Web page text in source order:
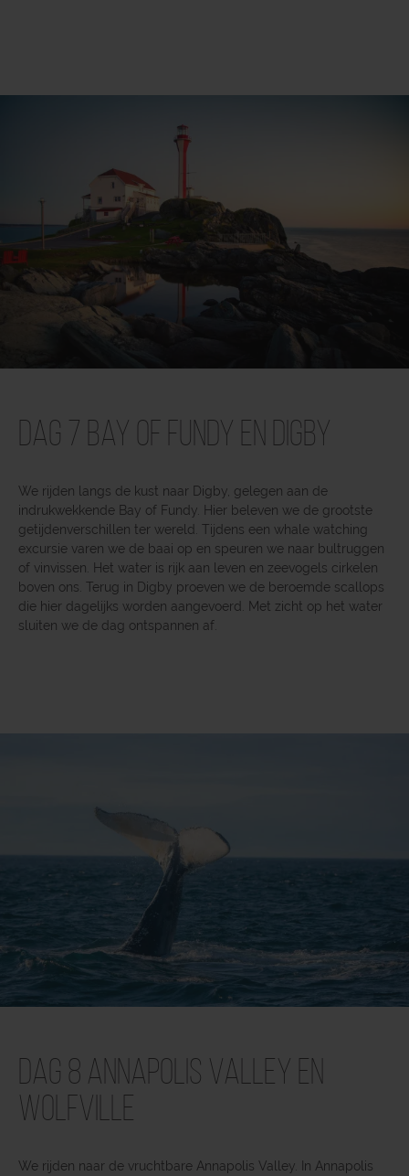
Dag 7 Bay of Fundy en Digby
We rijden langs de kust naar Digby, gelegen aan de
indrukwekkende Bay of Fundy. Hier beleven we de grootste
getijdenverschillen ter wereld. Tijdens een whale watching
excursie varen we de baai op en speuren we naar bultruggen
of vinvissen. Het water is rijk aan leven en zeevogels cirkelen
boven ons. Terug in Digby proeven we de beroemde scallops
die hier dagelijks worden aangevoerd. Met zicht op het water
sluiten we de dag ontspannen af.
Dag 8 Annapolis Valley en
Wolfville
We rijden naar de vruchtbare Annapolis Valley. In Annapolis